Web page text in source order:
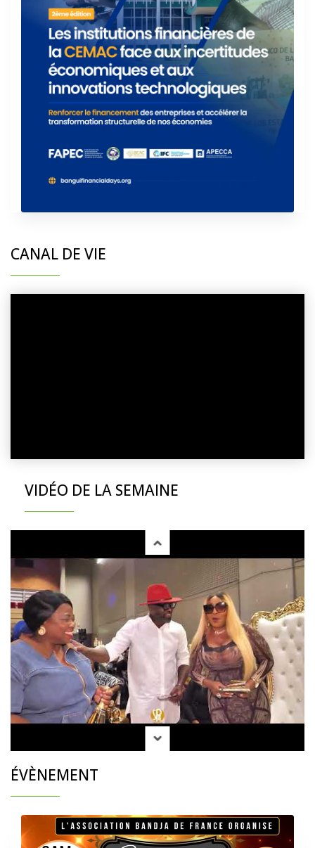
CANAL DE VIE
VIDÉO DE LA SEMAINE
ÉVÈNEMENT